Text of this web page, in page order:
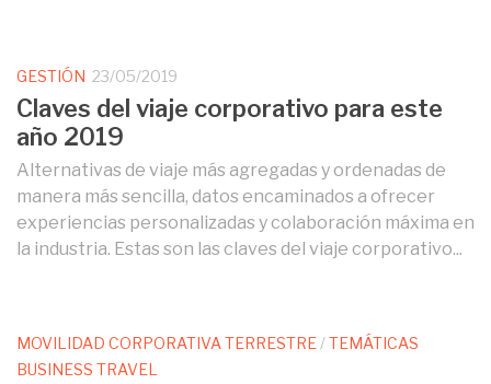
GESTIÓN 23/05/2019
Claves del viaje corporativo para este
año 2019
Alternativas de viaje más agregadas y ordenadas de
manera más sencilla, datos encaminados a ofrecer
experiencias personalizadas y colaboración máxima en
la industria. Estas son las claves del viaje corporativo...
MOVILIDAD CORPORATIVA TERRESTRE /TEMÁTICAS
BUSINESS TRAVEL